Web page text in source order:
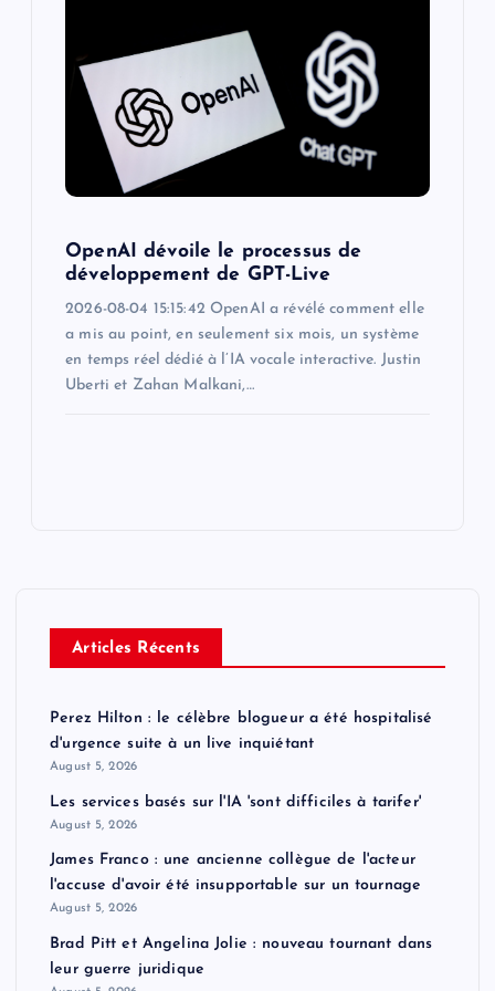
OpenAI dévoile le processus de
développement de GPT-Live
2026-08-04 15:15:42 OpenAI a révélé comment elle
a mis au point, en seulement six mois, un système
en temps réel dédié à l’IA vocale interactive. Justin
Uberti et Zahan Malkani,…
Articles Récents
Perez Hilton : le célèbre blogueur a été hospitalisé
d'urgence suite à un live inquiétant
August 5, 2026
Les services basés sur l'IA 'sont difficiles à tarifer'
August 5, 2026
James Franco : une ancienne collègue de l'acteur
l'accuse d'avoir été insupportable sur un tournage
August 5, 2026
Brad Pitt et Angelina Jolie : nouveau tournant dans
leur guerre juridique